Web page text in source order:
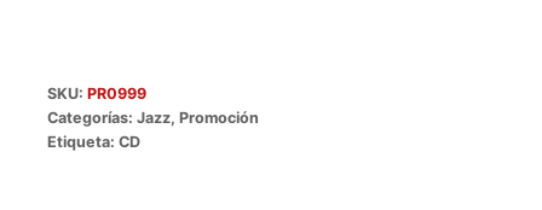
SKU: PR0999
Categorías: Jazz, Promoción
Etiqueta: CD